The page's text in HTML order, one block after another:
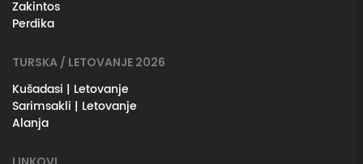
Zakintos
Perdika
TURSKA / LETOVANJE 2026
Kušadasi | Letovanje
Sarimsakli | Letovanje
Alanja